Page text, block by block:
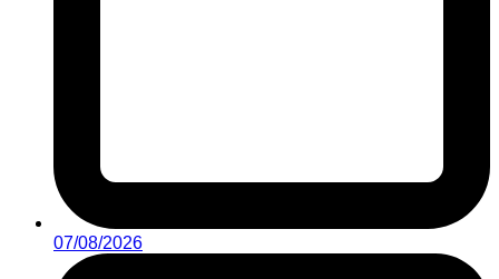
07/08/2026